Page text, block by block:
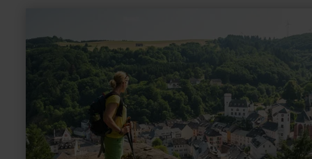
over:
Neuer-